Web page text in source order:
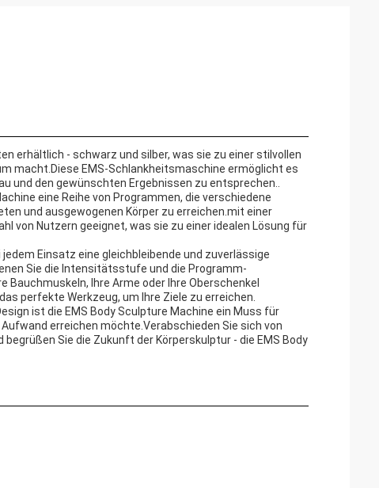
erhältlich - schwarz und silber, was sie zu einer stilvollen
macht.Diese EMS-Schlankheitsmaschine ermöglicht es
und den gewünschten Ergebnissen zu entsprechen..
eine Reihe von Programmen, die verschiedene
und ausgewogenen Körper zu erreichen.mit einer
von Nutzern geeignet, was sie zu einer idealen Lösung für
Einsatz eine gleichbleibende und zuverlässige
Sie die Intensitätsstufe und die Programm-
Bauchmuskeln, Ihre Arme oder Ihre Oberschenkel
perfekte Werkzeug, um Ihre Ziele zu erreichen.
ist die EMS Body Sculpture Machine ein Muss für
erreichen möchte.Verabschieden Sie sich von
Sie die Zukunft der Körperskulptur - die EMS Body